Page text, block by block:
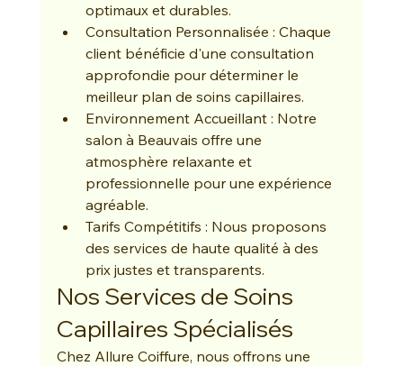
optimaux et durables.
Consultation Personnalisée : Chaque
client bénéficie d'une consultation
approfondie pour déterminer le
meilleur plan de soins capillaires.
Environnement Accueillant : Notre
salon à Beauvais offre une
atmosphère relaxante et
professionnelle pour une expérience
agréable.
Tarifs Compétitifs : Nous proposons
des services de haute qualité à des
prix justes et transparents.
Nos Services de Soins
Capillaires Spécialisés
Chez Allure Coiffure, nous offrons une